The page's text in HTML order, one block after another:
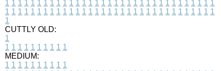
1 1 1 1 1 1 1 1 1 1 1 1 1 1 1 1 1 1 1 1 1 1 1 1 1 1 1 1 1 1 1 1 1
1 1 1 1 1 1 1 1 1 1 1 1 1 1 1 1 1 1 1 1 1 1 1 1 1 1 1 1 1 1 1 1 1
1
CUTTLY OLD:
1
1 1 1 1 1 1 1 1 1 1
MEDIUM:
1 1 1 1 1 1 1 1 1 1